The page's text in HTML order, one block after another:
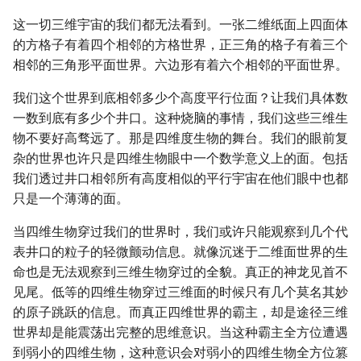
这一切三维宇宙的我们都无法看到。一张二维纸面上四面体
的方格子有着四个相邻的方格世界，正三角的格子有着三个
相邻的三角形平面世界。六边形有着六个相邻的平面世界。
我们这个世界到底相邻多少个高度平行位面？让我们具体数
一数到底有多少个井口。这种烧脑的事情，我们这些三维生
物不要好高骛远了。那是四维度生物的舞台。我们的眼前复
杂的世界也许只是四维生物眼中一个数学意义上的面。包括
我们透过井口相邻所有高度相似的平行宇宙在他们眼中也都
只是一个薄薄的面。
当四维生物穿过我们的世界时，我们或许只能观察到几个代
表井口的粒子的轻微颤动信息。就像沉迷于二维面世界的生
命也是无法观察到三维生物穿过的全貌。真正的神龙见首不
见尾。低等的四维生物穿过三维面的时候只有几个莫名其妙
的原子跳跃的信息。而真正四维世界的霸主，却是途径三维
世界却是能震荡出完整的思维意识。当这种霸主全方位遭遇
到弱小的四维生物，这种意识会对弱小的四维生物全方位篡